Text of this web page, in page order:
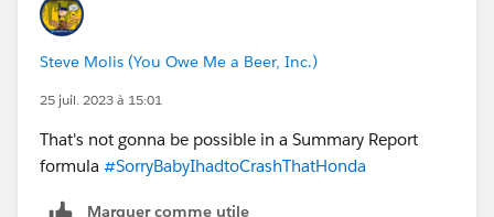
Steve Molis (You Owe Me a Beer, Inc.)
25 juil. 2023 à 15:01
That's not gonna be possible in a Summary Report
formula #SorryBabyIhadtoCrashThatHonda
Marquer comme utile